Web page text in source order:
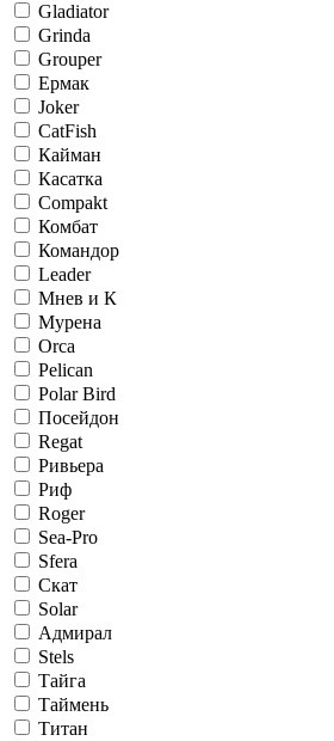
Gladiator
Grinda
Grouper
Ермак
Joker
CatFish
Кайман
Касатка
Compakt
Комбат
Командор
Leader
Мнев и К
Мурена
Orca
Pelican
Polar Bird
Посейдон
Regat
Ривьера
Риф
Roger
Sea-Pro
Sfera
Скат
Solar
Адмирал
Stels
Тайга
Таймень
Титан